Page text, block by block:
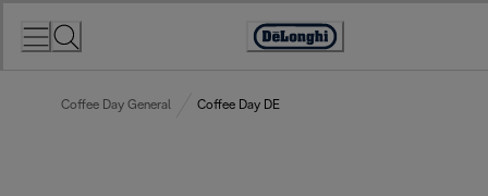
Accessibility
Coffee Day General Coffee Day DE